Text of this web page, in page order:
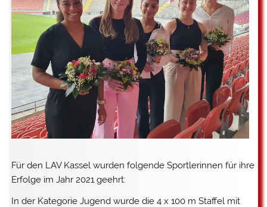
Für den LAV Kassel wurden folgende Sportlerinnen für ihre
Erfolge im Jahr 2021 geehrt:
In der Kategorie Jugend wurde die 4 x 100 m Staffel mit